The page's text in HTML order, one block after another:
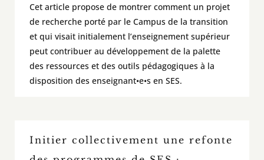
Cet article propose de montrer comment un projet
de recherche porté par le Campus de la transition
et qui visait initialement l’enseignement supérieur
peut contribuer au développement de la palette
des ressources et des outils pédagogiques à la
disposition des enseignant•e•s en SES.
Initier collectivement une refonte